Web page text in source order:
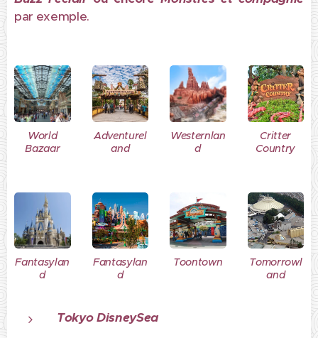
par exemple.
World
Bazaar
Adventurel
and
Westernlan
d
Critter
Country
Fantasylan
d
Fantasylan
d
Toontown
Tomorrowl
and
Tokyo DisneySea